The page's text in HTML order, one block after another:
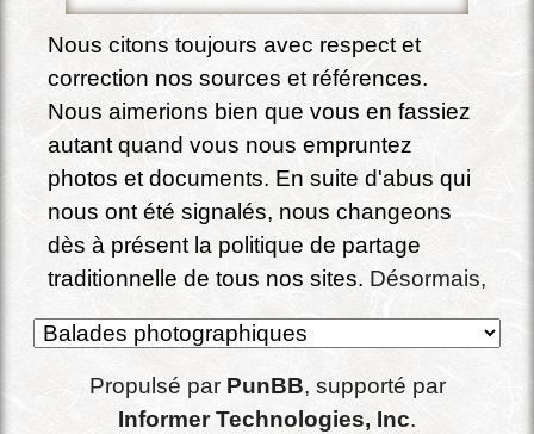
Nous citons toujours avec respect et
correction nos sources et références.
Nous aimerions bien que vous en fassiez
autant quand vous nous empruntez
photos et documents. En suite d'abus qui
nous ont été signalés, nous changeons
dès à présent la politique de partage
traditionnelle de tous nos sites. Désormais,
tous nos écrits, documents, photos et
conception de site sont partagés sous la
licence Creative commons :
Propulsé par PunBB, supporté par
Informer Technologies, Inc.